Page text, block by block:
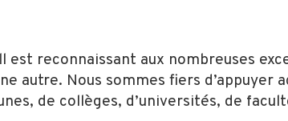
est reconnaissant aux nombreuses
autre. Nous sommes fiers
de collèges, d’universités, de